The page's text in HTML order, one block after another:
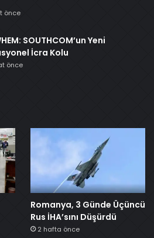
önce
SOUTHCOM’un Yeni
İcra Kolu
önce
Romanya, 3 Günde Üçüncü
Rus İHA’sını Düşürdü
2 hafta önce